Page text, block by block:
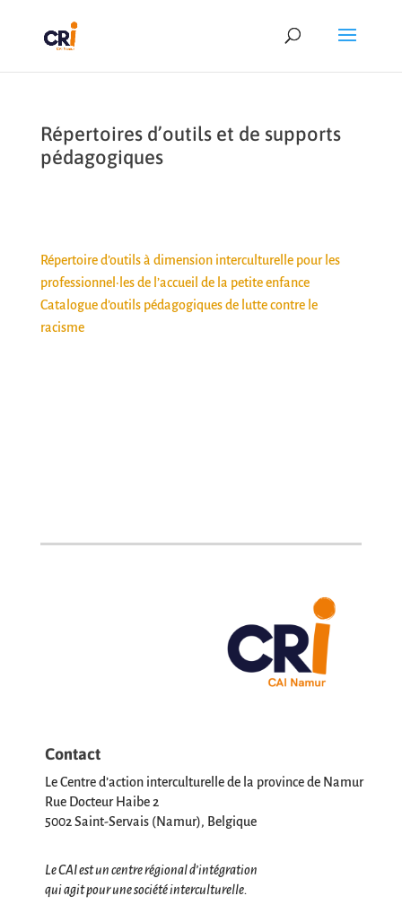
Répertoires d’outils et de supports
pédagogiques
Répertoire d’outils à dimension interculturelle pour les
professionnel·les de l’accueil de la petite enfance
Catalogue d’outils pédagogiques de lutte contre le
racisme
Contact
Le Centre d’action interculturelle de la province de Namur
Rue Docteur Haibe 2
5002 Saint-Servais (Namur), Belgique
Le CAI est un centre régional d’intégration
qui agit pour une société interculturelle.